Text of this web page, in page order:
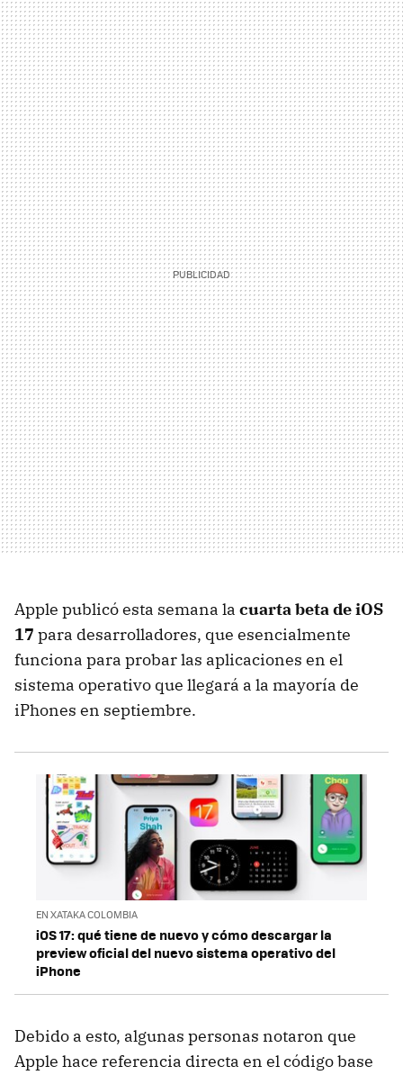
Apple publicó esta semana la cuarta beta de iOS
17 para desarrolladores, que esencialmente
funciona para probar las aplicaciones en el
sistema operativo que llegará a la mayoría de
iPhones en septiembre.
EN XATAKA COLOMBIA
iOS 17: qué tiene de nuevo y cómo descargar la
preview oficial del nuevo sistema operativo del
iPhone
Debido a esto, algunas personas notaron que
Apple hace referencia directa en el código base